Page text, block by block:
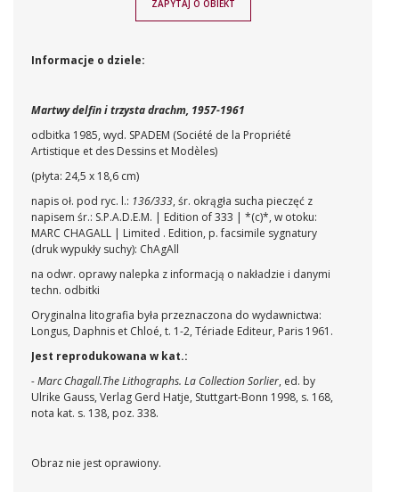
ZAPYTAJ O OBIEKT
Informacje o dziele:
Martwy delfin i trzysta drachm, 1957-1961
odbitka 1985, wyd. SPADEM (Société de la Propriété
Artistique et des Dessins et Modèles)
(płyta: 24,5 x 18,6 cm)
napis oł. pod ryc. l.: 136/333, śr. okrągła sucha pieczęć z
napisem śr.: S.P.A.D.E.M. | Edition of 333 | *(c)*, w otoku:
MARC CHAGALL | Limited . Edition, p. facsimile sygnatury
(druk wypukły suchy): ChAgAll
na odwr. oprawy nalepka z informacją o nakładzie i danymi
techn. odbitki
Oryginalna litografia była przeznaczona do wydawnictwa:
Longus, Daphnis et Chloé, t. 1-2, Tériade Editeur, Paris 1961.
Jest reprodukowana w kat.:
- Marc Chagall.The Lithographs. La Collection Sorlier, ed. by
Ulrike Gauss, Verlag Gerd Hatje, Stuttgart-Bonn 1998, s. 168,
nota kat. s. 138, poz. 338.
Obraz nie jest oprawiony.